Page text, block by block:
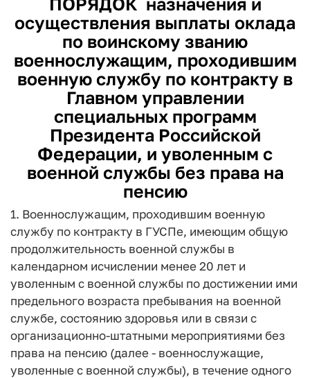
осуществления выплаты оклада
по воинскому званию
военнослужащим, проходившим
военную службу по контракту в
Главном управлении
специальных программ
Президента Российской
Федерации, и уволенным с
военной службы без права на
пенсию
1. Военнослужащим, проходившим военную
службу по контракту в ГУСПе, имеющим общую
продолжительность военной службы в
календарном исчислении менее 20 лет и
уволенным с военной службы по достижении ими
предельного возраста пребывания на военной
службе, состоянию здоровья или в связи с
организационно-штатными мероприятиями без
права на пенсию (далее - военнослужащие,
уволенные с военной службы), в течение одного